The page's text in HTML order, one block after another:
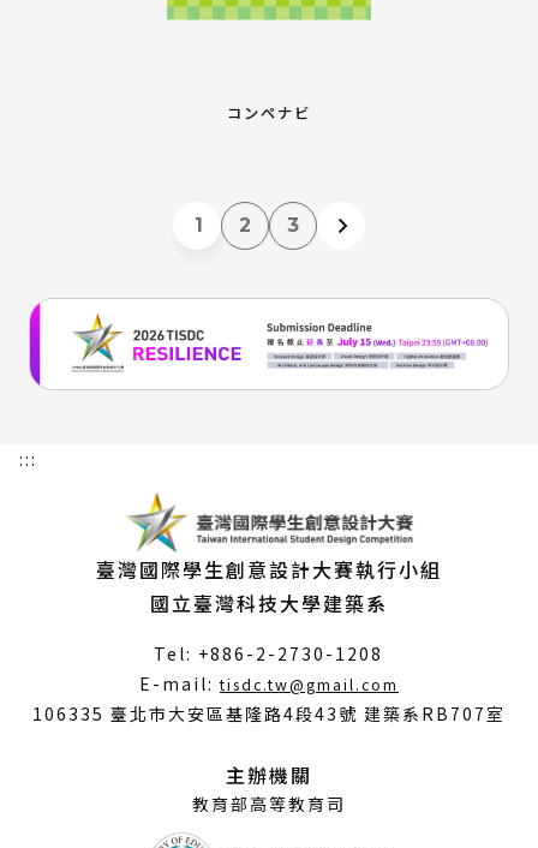
コンペナビ
1 2 3
:::
臺灣國際學生創意設計大賽執行小組
國立臺灣科技大學建築系
Tel: +886-2-2730-1208
E-mail:tisdc.tw@gmail.com
開
106335 臺北市大安區基隆路4段43號 建築系RB707室
主辦機關
教育部高等教育司